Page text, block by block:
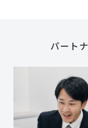
パート